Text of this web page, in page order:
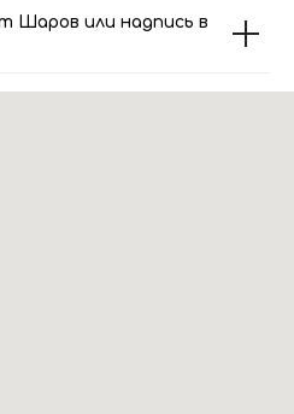
Шаров или надпись в